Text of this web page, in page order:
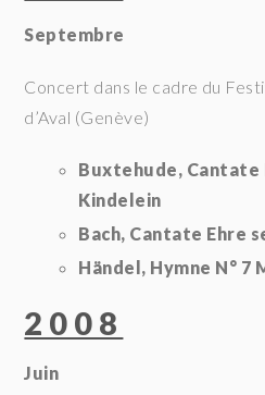
Septembre
Concert dans le cadre du
d’Aval (Genève)
Buxtehude, Cantate
Kindelein
Bach, Cantate Ehre
Händel, Hymne N° 7
2008
Juin